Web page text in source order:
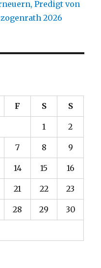
Predigt von
2026
F S S
1 2
7 8 9
14 15 16
21 22 23
28 29 30